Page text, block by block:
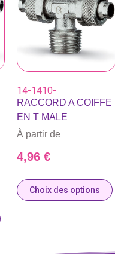
14-1410-
RACCORD A COIFFE
EN T MALE
À partir de
4,96 €
Choix des options